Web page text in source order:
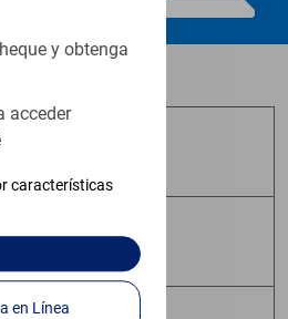
y obtenga
acceder
características
Continúe para entrar en la Banca en Línea
por FDIC
Garantía Bancaria